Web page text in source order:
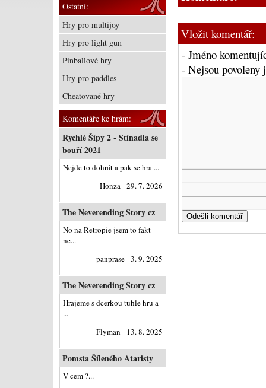
Vložit komentář:
- Jméno
- Nejsou
Ostatní:
Hry pro multijoy
Hry pro light gun
Pinballové hry
Hry pro paddles
Cheatované hry
Komentáře ke hrám:
Rychlé Šípy 2 - Stínadla se
bouří 2021
Nejde to dohrát a pak se hra ...
Honza - 29. 7. 2026
The Neverending Story cz
No na Retropie jsem to fakt
ne...
panprase - 3. 9. 2025
The Neverending Story cz
Hrajeme s dcerkou tuhle hru a
...
Flyman - 13. 8. 2025
Pomsta Šíleného Ataristy
V cem ?...